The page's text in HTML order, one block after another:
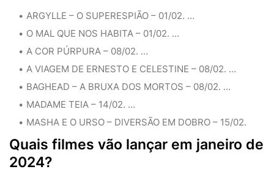
ARGYLLE – O SUPERESPIÃO – 01/02. …
O MAL QUE NOS HABITA – 01/02. …
A COR PÚRPURA – 08/02. …
A VIAGEM DE ERNESTO E CELESTINE – 08/02. …
BAGHEAD – A BRUXA DOS MORTOS – 08/02. …
MADAME TEIA – 14/02. …
MASHA E O URSO – DIVERSÃO EM DOBRO – 15/02.
Quais filmes vão lançar em janeiro de
2024?